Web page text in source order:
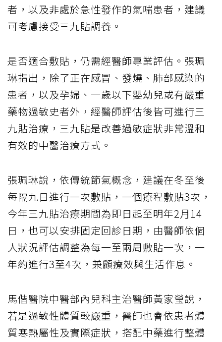
者，以及非處於急性發作的氣喘患者，建議
可考慮接受三九貼調養。
是否適合敷貼，仍需經醫師專業評估。張珮
琳指出，除了正在感冒、發燒、肺部感染的
患者，以及孕婦、一歲以下嬰幼兒或有嚴重
藥物過敏史者外，經醫師評估後皆可進行三
九貼治療，三九貼是改善過敏症狀非常溫和
有效的中醫治療方式。
張珮琳說，依傳統節氣概念，建議在冬至後
每隔九日進行一次敷貼，一個療程敷貼3次，
今年三九貼治療期間為即日起至明年2月14
日，也可以安排固定回診日期，由醫師依個
人狀況評估調整為每一至兩周敷貼一次，一
年約進行3至4次，兼顧療效與生活作息。
馬偕醫院中醫部內兒科主治醫師黃家瑩說，
若是過敏性體質較嚴重，醫師也會依患者體
質寒熱屬性及實際症狀，搭配中藥進行整體